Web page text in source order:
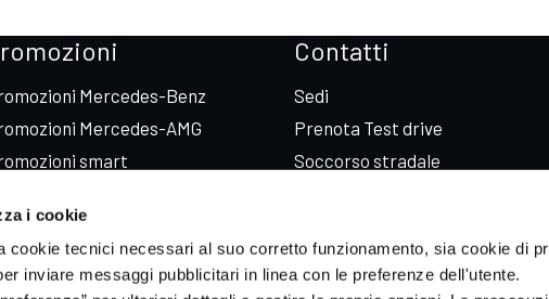
i cookie
cookie tecnici necessari al suo corretto funzionamento, sia cookie di
inviare messaggi pubblicitari in linea con le preferenze dell'utente.
Mercedes-Benz
Mercedes-AMG
smart
Sportequipe
Xpeng
Contatti
Sedi
Prenota Test drive
Soccorso stradale